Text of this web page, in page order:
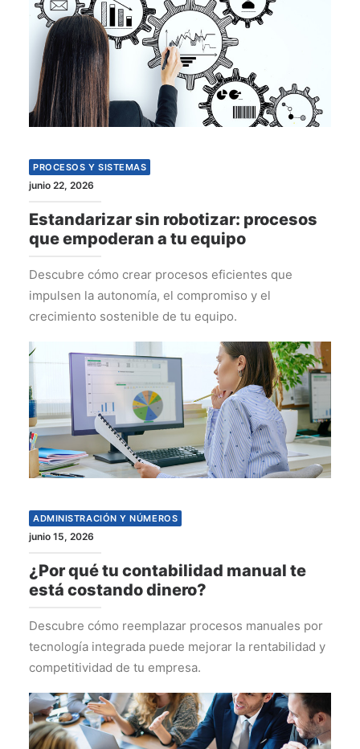
PROCESOS Y SISTEMAS
junio 22, 2026
Estandarizar sin robotizar: procesos
que empoderan a tu equipo
Descubre cómo crear procesos eficientes que
impulsen la autonomía, el compromiso y el
crecimiento sostenible de tu equipo.
ADMINISTRACIÓN Y NÚMEROS
junio 15, 2026
¿Por qué tu contabilidad manual te
está costando dinero?
Descubre cómo reemplazar procesos manuales por
tecnología integrada puede mejorar la rentabilidad y
competitividad de tu empresa.